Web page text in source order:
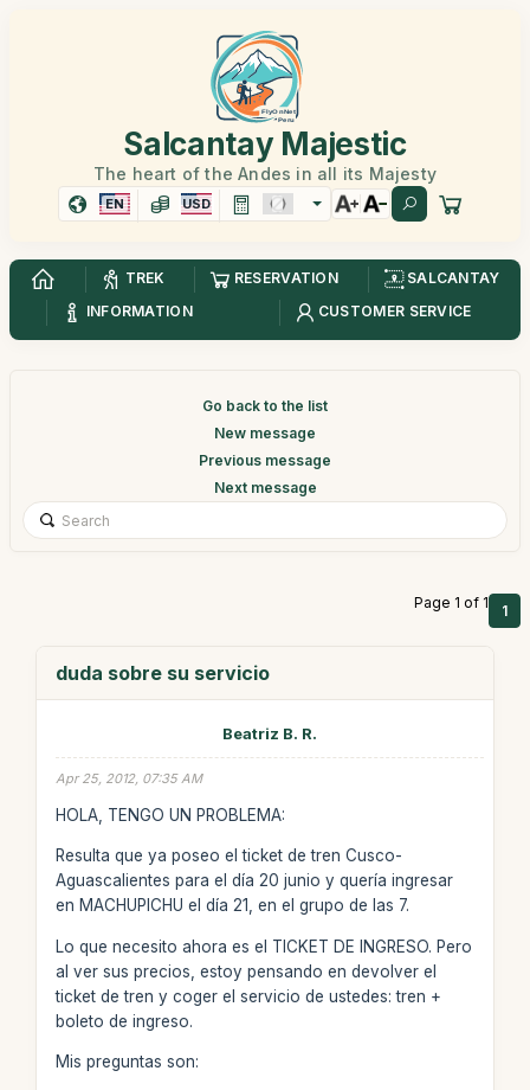
Salcantay Majestic
The heart of the Andes in all its Majesty
EN USD
TREK RESERVATION
SALCANTAY
INFORMATION
CUSTOMER SERVICE
Go back to the list
New message
Previous message
Next message
Page 1 of 1 1
duda sobre su servicio
Beatriz B. R.
Apr 25, 2012, 07:35 AM
HOLA, TENGO UN PROBLEMA:
Resulta que ya poseo el ticket de tren Cusco-
Aguascalientes para el día 20 junio y quería ingresar
en MACHUPICHU el día 21, en el grupo de las 7.
Lo que necesito ahora es el TICKET DE INGRESO. Pero
al ver sus precios, estoy pensando en devolver el
ticket de tren y coger el servicio de ustedes: tren +
boleto de ingreso.
Mis preguntas son: